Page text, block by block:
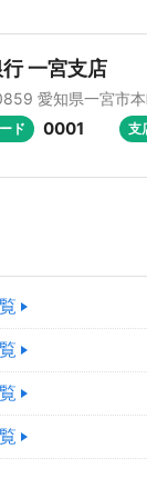
一宮支店
愛知県一宮市
ド 0001 支